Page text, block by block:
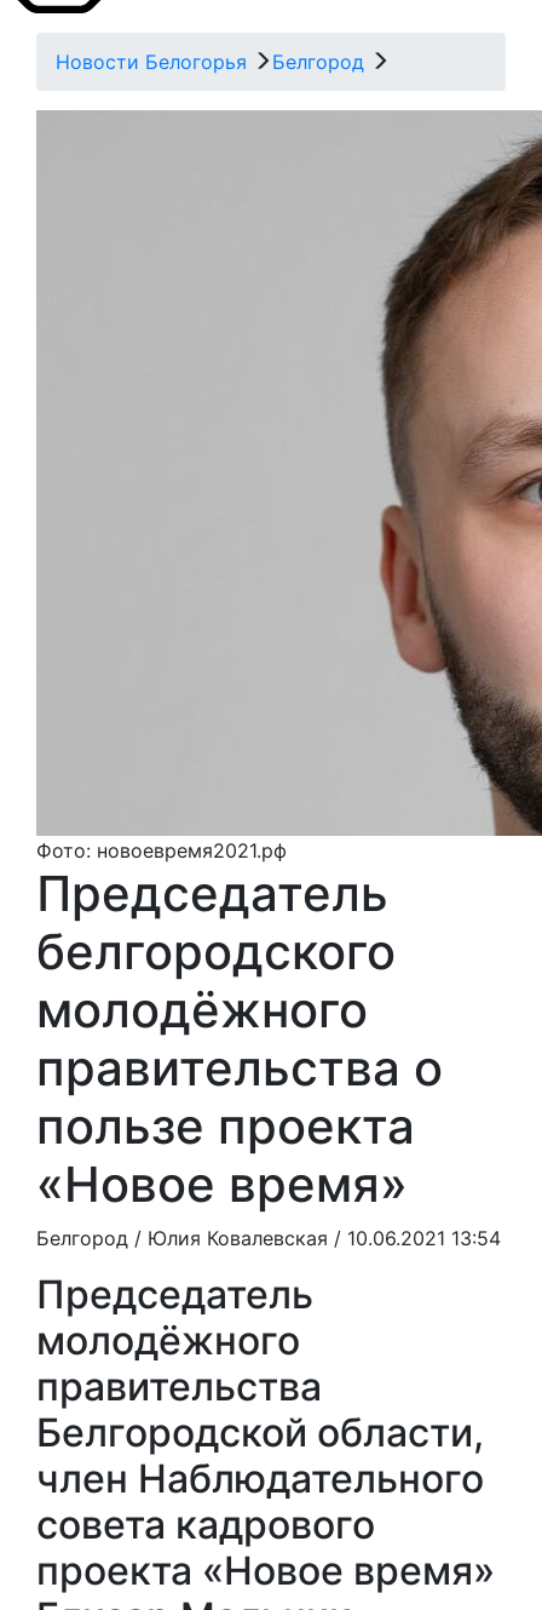
Новости Белогорья Белгород
Фото: новоевремя2021.рф
Председатель
белгородского
молодёжного
правительства о
пользе проекта
«Новое время»
Белгород / Юлия Ковалевская / 10.06.2021 13:54
Председатель
молодёжного
правительства
Белгородской области,
член Наблюдательного
совета кадрового
проекта «Новое время»